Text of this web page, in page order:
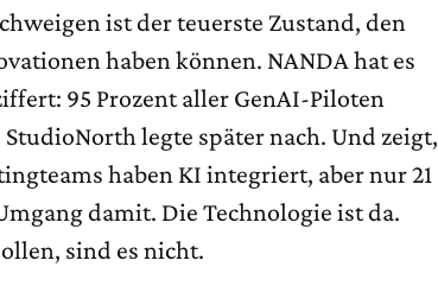
ist der teuerste Zustand, den
haben können. NANDA hat es
95 Prozent aller GenAI-Piloten
legte später nach. Und zeigt,
haben KI integriert, aber nur 21
damit. Die Technologie ist da.
sind es nicht.